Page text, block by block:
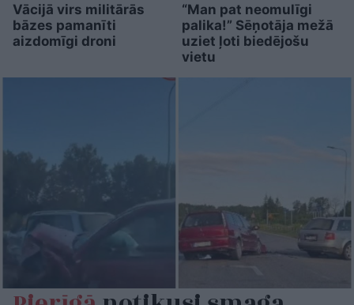
Vācijā virs militārās
bāzes pamanīti
aizdomīgi droni
“Man pat neomulīgi
palika!” Sēņotāja mežā
uziet ļoti biedējošu
vietu